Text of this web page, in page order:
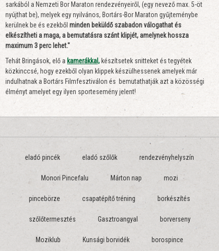
sarkából a Nemzeti Bor Maraton rendezvényeiről, (egy nevező max. 5-öt
nyújthat be), melyek egy nyilvános, Bortárs-Bor Maraton gyűjteménybe
kerülnek be és ezekbőlminden beküldő szabadon válogathat és
elkészítheti a maga, a bemutatásra szánt klipjét, amelynek hossza
maximum 3 perc lehet."
Tehát Bringások, elő a kamerákkal, készítsetek snitteket és tegyétek
közkinccsé, hogy ezekből olyan klippek készülhessenek amelyek már
indulhatnak a Bortárs Filmfesztiválon és bemutathatják azt a közösségi
élményt amelyet egy ilyen sportesemény jelent!
eladó pincék eladó szőlők rendezvényhelyszín
Monori Pincefalu Márton nap mozi
pincebörze csapatépítő tréning borkészítés
szőlőtermesztés Gasztroangyal borverseny
Moziklub Kunsági borvidék borospince